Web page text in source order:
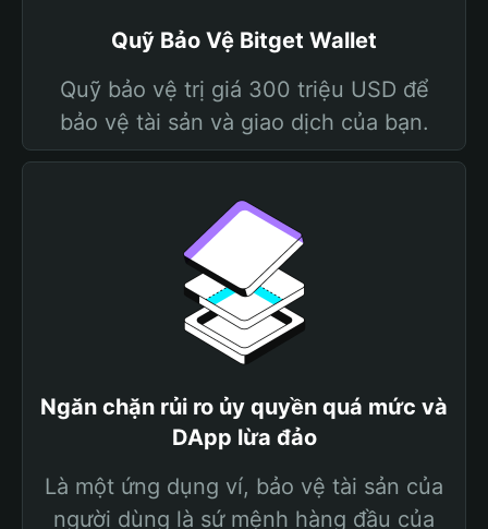
Quỹ Bảo Vệ Bitget Wallet
Quỹ bảo vệ trị giá 300 triệu USD để
bảo vệ tài sản và giao dịch của bạn.
Ngăn chặn rủi ro ủy quyền quá mức và
DApp lừa đảo
Là một ứng dụng ví, bảo vệ tài sản của
người dùng là sứ mệnh hàng đầu của